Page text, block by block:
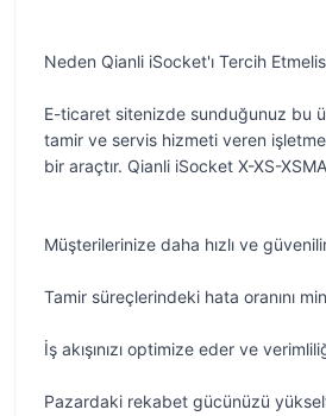
Neden Qianli iSocket'ı Tercih
E-ticaret sitenizde sunduğunuz bu
tamir ve servis hizmeti veren
bir araçtır. Qianli iSocket X-XS-
Müşterilerinize daha hızlı ve
Tamir süreçlerindeki hata oranını
İş akışınızı optimize eder ve
Pazardaki rekabet gücünüzü